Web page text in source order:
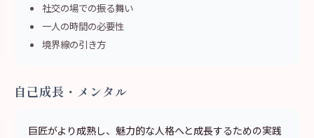
社交の場での振る舞い
一人の時間の必要性
境界線の引き方
自己成長・メンタル
巨匠がより成熟し、魅力的な人格へと成長するための実践